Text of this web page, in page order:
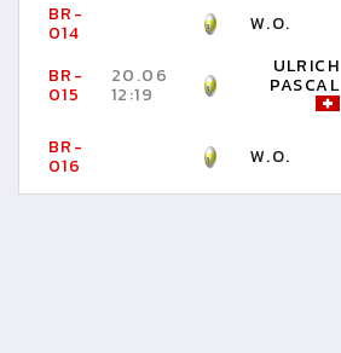
BR-
014 W.O.
BR-
015
20.06
12:19
ULRICH
PASCAL
BR-
016 W.O.